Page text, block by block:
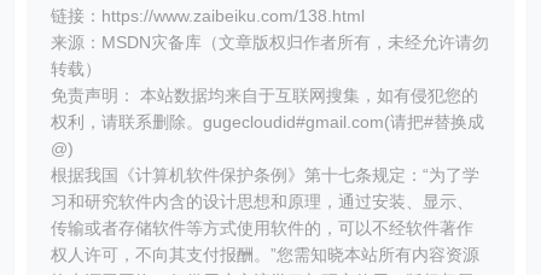
链接：https://www.zaibeiku.com/138.html
来源：MSDN灾备库（文章版权归作者所有，未经允许请勿
转载）
免责声明： 本站数据均来自于互联网搜集，如有侵犯您的
权利，请联系删除。gugecloudid#gmail.com(请把#替换成
@)
根据我国《计算机软件保护条例》第十七条规定：“为了学
习和研究软件内含的设计思想和原理，通过安装、显示、
传输或者存储软件等方式使用软件的，可以不经软件著作
权人许可，不向其支付报酬。”您需知晓本站所有内容资源